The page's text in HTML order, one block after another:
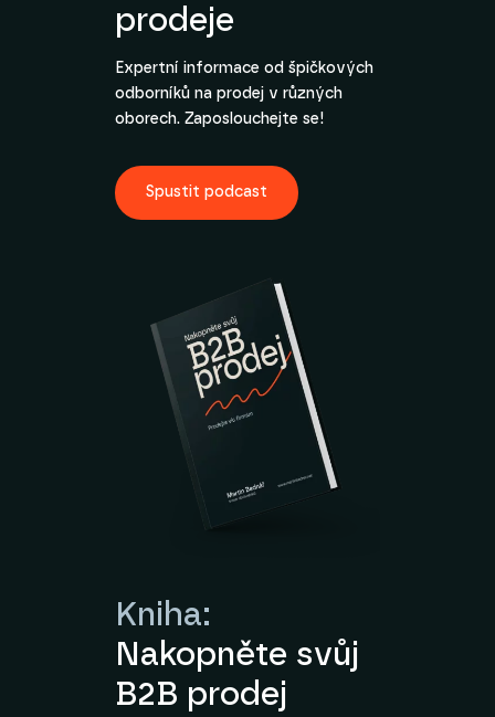
prodeje
Expertní informace od špičkových
odborníků na prodej v různých
oborech. Zaposlouchejte se!
Spustit podcast
Kniha:
Nakopněte svůj
B2B prodej